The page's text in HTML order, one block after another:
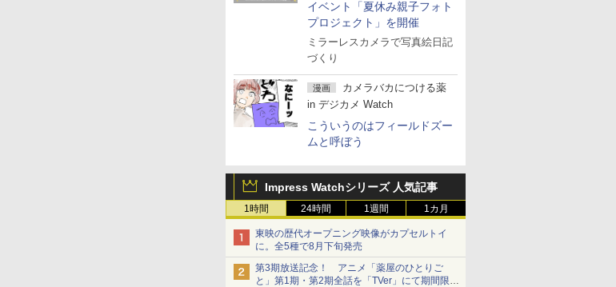
イベント「夏休み親子フォト
プロジェクト」を開催
ミラーレスカメラで写真絵日記
づくり
漫画
カメラバカにつける薬
in デジカメ Watch
こういうのはフィールドズー
ムと呼ぼう
Impress Watchシリーズ 人気記事
1時間 24時間 1週間 1カ月
東映の歴代オープニング映像がカプセルトイ
に。全5種で8月下旬発売
第3期放送記念！ アニメ「薬屋のひとりご
と」第1期・第2期全話を「TVer」にて期間限定